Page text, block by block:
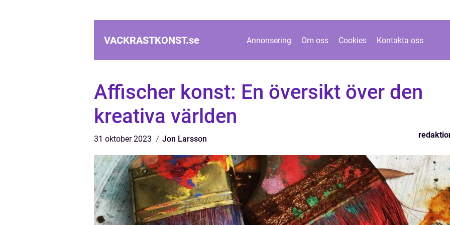
VACKRASTKONST.se Annonsering Om oss Cookies Kontakta oss
Affischer konst: En översikt över den
kreativa världen
31 oktober 2023 Jon Larsson